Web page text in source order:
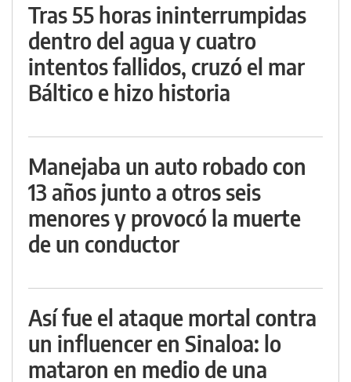
Tras 55 horas ininterrumpidas
dentro del agua y cuatro
intentos fallidos, cruzó el mar
Báltico e hizo historia
Manejaba un auto robado con
13 años junto a otros seis
menores y provocó la muerte
de un conductor
Así fue el ataque mortal contra
un influencer en Sinaloa: lo
mataron en medio de una